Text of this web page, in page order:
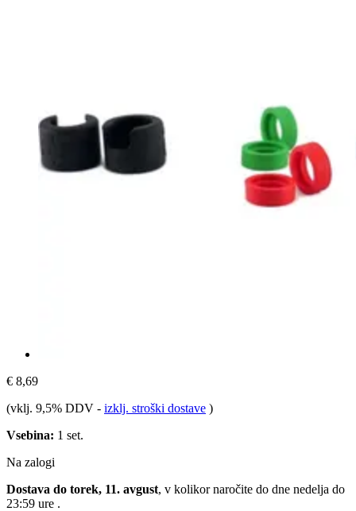
€ 8,69
(vklj. 9,5% DDV - izklj. stroški dostave )
Vsebina: 1 set.
Na zalogi
Dostava do torek, 11. avgust, v kolikor naročite do dne nedelja do
23:59 ure .